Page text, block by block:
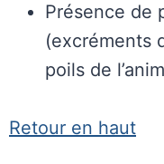
Présence de
(excréments
poils de
Retour en haut